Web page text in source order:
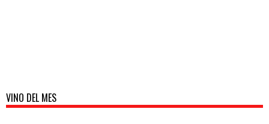
VINO DEL MES